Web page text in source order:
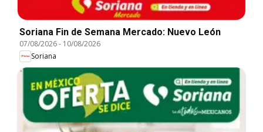
Soriana Fin de Semana Mercado: Nuevo León
07/08/2026- 10/08/2026
Soriana